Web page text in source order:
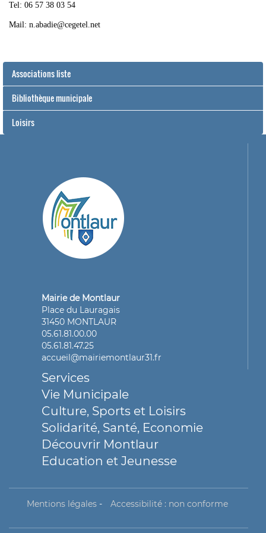
Tel: 06 57 38 03 54
Mail: n.abadie@cegetel.net
Associations liste
Bibliothèque municipale
Loisirs
Mairie de Montlaur
Place du Lauragais
31450 MONTLAUR
05.61.81.00.00
05.61.81.47.25
accueil@mairiemontlaur31.fr
Services
Vie Municipale
Culture, Sports et Loisirs
Solidarité, Santé, Economie
Découvrir Montlaur
Education et Jeunesse
Mentions légales- Accessibilité : non conforme